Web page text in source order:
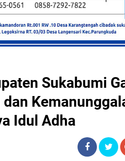
Sukabumi
Idul Adha